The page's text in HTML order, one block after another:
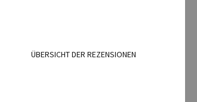
ÜBERSICHT DER REZENSIONEN